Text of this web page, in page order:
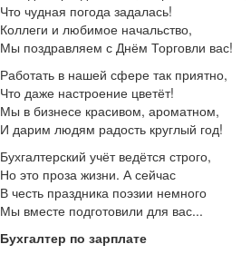
Что чудная погода задалась!
Коллеги и любимое начальство,
Мы поздравляем с Днём Торговли вас!
Работать в нашей сфере так приятно,
Что даже настроение цветёт!
Мы в бизнесе красивом, ароматном,
И дарим людям радость круглый год!
Бухгалтерский учёт ведётся строго,
Но это проза жизни. А сейчас
В честь праздника поэзии немного
Мы вместе подготовили для вас...
Бухгалтер по зарплате